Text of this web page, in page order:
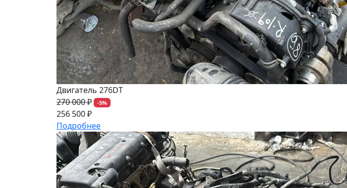
Двигатель 276DT
270 000 ₽
-5%
256 500 ₽
Подробнее